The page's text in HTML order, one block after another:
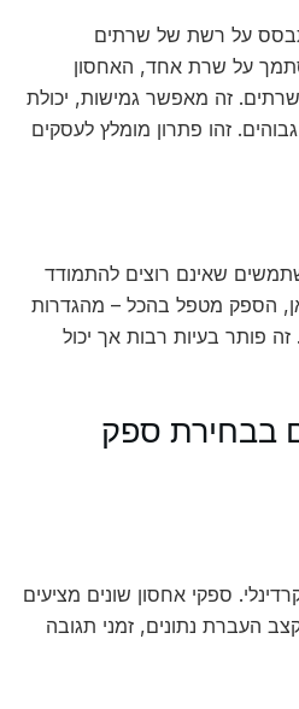
על רשת של שרתים
על שרת אחד, האחסון
שרתים. זה מאפשר גמישות, יכולת
זהו פתרון מומלץ לעסקים
שאינם רוצים להתמודד
הספק מטפל בהכל – מהגדרות
זה פותר בעיות רבות אך יכול
בבחירת ספק
ספקי אחסון שונים מציעים
העברת נתונים, זמני תגובה